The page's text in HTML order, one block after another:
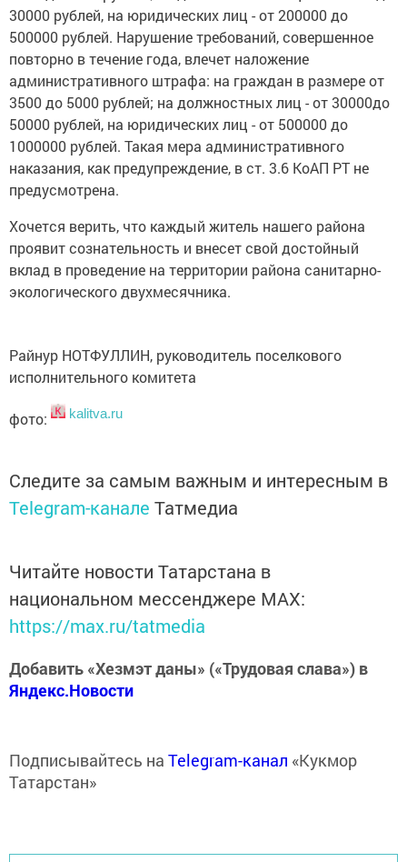
30000 рублей, на юридических лиц - от 200000 до
500000 рублей. Нарушение требований, совершенное
повторно в течение года, влечет наложение
административного штрафа: на граждан в размере от
3500 до 5000 рублей; на должностных лиц - от 30000до
50000 рублей, на юридических лиц - от 500000 до
1000000 рублей. Такая мера административного
наказания, как предупреждение, в ст. 3.6 КоАП РТ не
предусмотрена.
Хочется верить, что каждый житель нашего района
проявит сознательность и внесет свой достойный
вклад в проведение на территории района санитарно-
экологического двухмесячника.
Райнур НОТФУЛЛИН, руководитель поселкового
исполнительного комитета
фото: kalitva.ru
Следите за самым важным и интересным в
Telegram-канале Татмедиа
Читайте новости Татарстана в
национальном мессенджере MАХ:
https://max.ru/tatmedia
Добавить «Хезмэт даны» («Трудовая слава») в
Яндекс.Новости
Подписывайтесь на Telegram-канал «Кукмор
Татарстан»